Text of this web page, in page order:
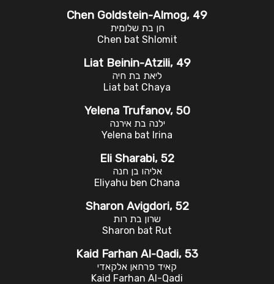
Chen Goldstein-Almog, 49
חן בת שלומית
Chen bat Shlomit
Liat Beinin-Atzili, 49
ליאת בת חיה
Liat bat Chaya
Yelena Trufanov, 50
ילנה בת אירנה
Yelena bat Irina
Eli Sharabi, 52
אליהו בן חנה
Eliyahu ben Chana
Sharon Avigdori, 52
שרון בת רות
Sharon bat Rut
Kaid Farhan Al-Qadi, 53
קאיד פרחאן אלקאדי
Kaid Farhan Al-Qadi